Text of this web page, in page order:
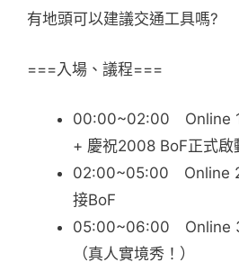
有地頭可以建議交通工具嗎?
===入場、議程===
00:00~02:00 Online 1
+ 慶祝2008 BoF正式啟
02:00~05:00 Online 2
接BoF
05:00~06:00 Online
（真人實境秀！）